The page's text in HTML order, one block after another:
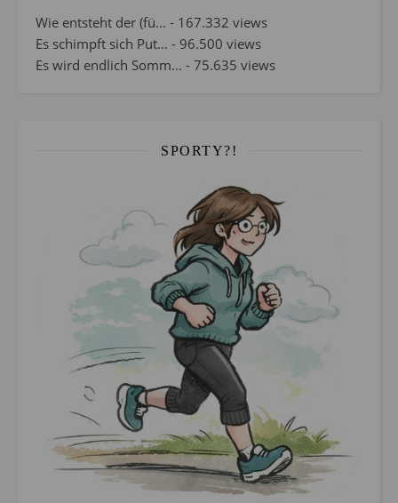
Wie entsteht der (fü... - 167.332 views
Es schimpft sich Put... - 96.500 views
Es wird endlich Somm... - 75.635 views
SPORTY?!